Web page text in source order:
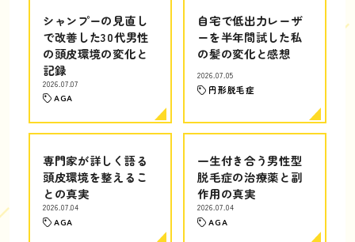
シャンプーの見直し
で改善した30代男性
の頭皮環境の変化と
記録
2026.07.07
AGA
自宅で低出力レーザ
ーを半年間試した私
の髪の変化と感想
2026.07.05
円形脱毛症
専門家が詳しく語る
頭皮環境を整えるこ
との真実
2026.07.04
AGA
一生付き合う男性型
脱毛症の治療薬と副
作用の真実
2026.07.04
AGA